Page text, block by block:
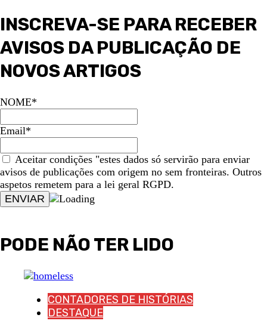
INSCREVA-SE PARA RECEBER
AVISOS DA PUBLICAÇÃO DE
NOVOS ARTIGOS
NOME*
Email*
Aceitar condições "estes dados só servirão para enviar
avisos de publicações com origem no sem fronteiras. Outros
aspetos remetem para a lei geral RGPD.
PODE NÃO TER LIDO
CONTADORES DE HISTÓRIAS
DESTAQUE